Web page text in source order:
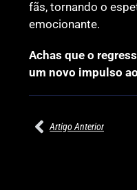
fãs, tornando o
emocionante.
Achas que o
um novo impulso
Artigo Anterior